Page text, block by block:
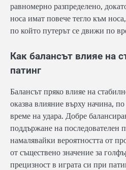
равномерно разпределено,
носа имат повече тегло към
по който путерът се движи по
Как балансът влияе на
патинг
Балансът пряко влияе на
оказва влияние върху начина,
време на удара. Добре
поддържане на последователен
намалявайки вероятността от
от съществено значение за
прецизност в играта си при